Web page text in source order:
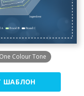
Colour Tone
ШАБЛОН